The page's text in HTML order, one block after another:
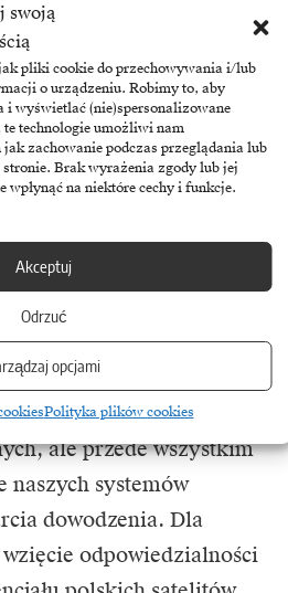
swoją
pliki cookie do przechowywania i/lub
o urządzeniu. Robimy to, aby
i wyświetlać (nie)spersonalizowane
technologie umożliwi nam
zachowanie podczas przeglądania lub
Brak wyrażenia zgody lub jej
na niektóre cechy i funkcje.
Akceptuj
Odrzuć
opcjami
Polityka plików cookies
wybrano w otwartym
przez ARGUS
jury doceniło zarówno
jak i jego subtelne
do powieści Stanisława
MikroSAR do użytku
moment w budowaniu
rozpoznania
RP.
etap rozwoju polskich
ale przede wszystkim
naszych systemów
dowodzenia. Dla
odpowiedzialności